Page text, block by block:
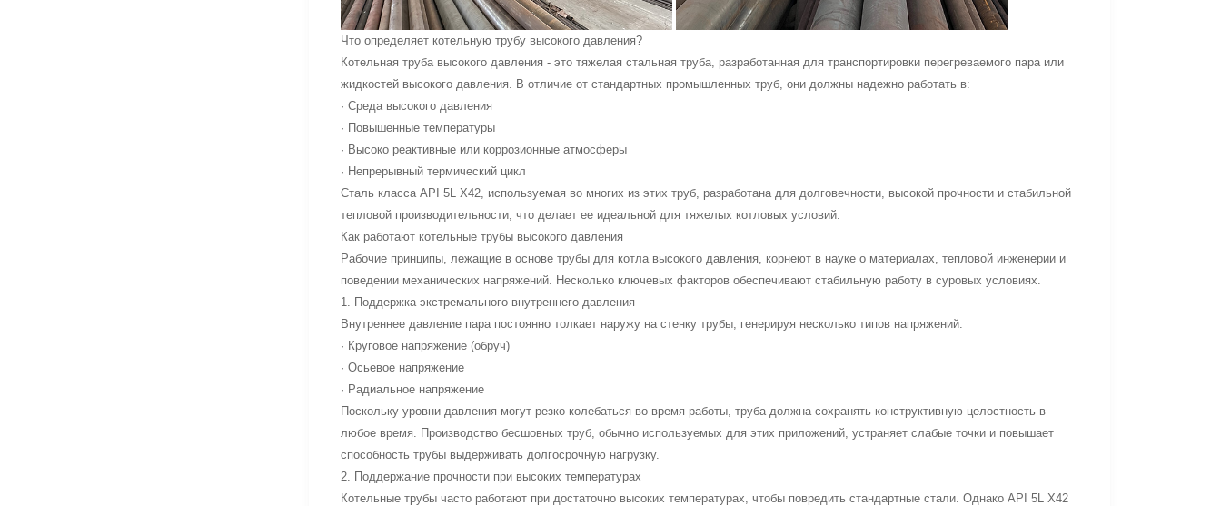
Что определяет котельную трубу высокого давления?
Котельная труба высокого давления - это тяжелая стальная труба, разработанная для транспортировки перегреваемого пара или
жидкостей высокого давления. В отличие от стандартных промышленных труб, они должны надежно работать в:
· Среда высокого давления
· Повышенные температуры
· Высоко реактивные или коррозионные атмосферы
· Непрерывный термический цикл
Сталь класса API 5L X42, используемая во многих из этих труб, разработана для долговечности, высокой прочности и стабильной
тепловой производительности, что делает ее идеальной для тяжелых котловых условий.
Как работают котельные трубы высокого давления
Рабочие принципы, лежащие в основе трубы для котла высокого давления, корнеют в науке о материалах, тепловой инженерии и
поведении механических напряжений. Несколько ключевых факторов обеспечивают стабильную работу в суровых условиях.
1. Поддержка экстремального внутреннего давления
Внутреннее давление пара постоянно толкает наружу на стенку трубы, генерируя несколько типов напряжений:
· Круговое напряжение (обруч)
· Осьевое напряжение
· Радиальное напряжение
Поскольку уровни давления могут резко колебаться во время работы, труба должна сохранять конструктивную целостность в
любое время. Производство бесшовных труб, обычно используемых для этих приложений, устраняет слабые точки и повышает
способность трубы выдерживать долгосрочную нагрузку.
2. Поддержание прочности при высоких температурах
Котельные трубы часто работают при достаточно высоких температурах, чтобы повредить стандартные стали. Однако API 5L X42